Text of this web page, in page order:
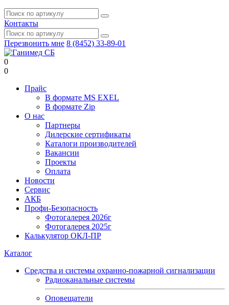
Контакты
Перезвонить мне 8 (8452) 33-89-01
0
0
Прайс
В формате MS EXEL
В формате Zip
О нас
Партнеры
Дилерские сертификаты
Каталоги производителей
Вакансии
Проекты
Оплата
Новости
Сервис
АКБ
Профи-Безопасность
Фотогалерея 2026г
Фотогалерея 2025г
Калькулятор ОКЛ-ПР
Каталог
Средства и системы охранно-пожарной сигнализации
Радиоканальные системы
Оповещатели